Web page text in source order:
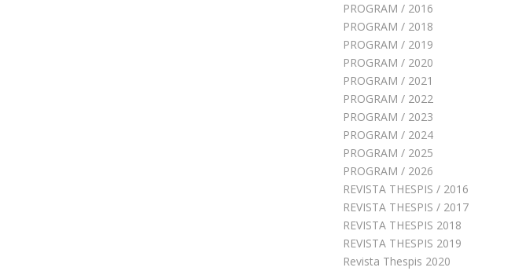
PROGRAM / 2016
PROGRAM / 2018
PROGRAM / 2019
PROGRAM / 2020
PROGRAM / 2021
PROGRAM / 2022
PROGRAM / 2023
PROGRAM / 2024
PROGRAM / 2025
PROGRAM / 2026
REVISTA THESPIS / 2016
REVISTA THESPIS / 2017
REVISTA THESPIS 2018
REVISTA THESPIS 2019
Revista Thespis 2020